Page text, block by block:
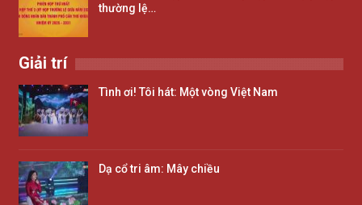
thường lệ…
Giải trí
Tình ơi! Tôi hát: Một vòng Việt Nam
Dạ cổ tri âm: Mây chiều